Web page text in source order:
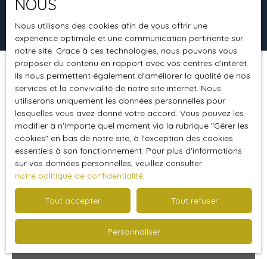
Rechercher
Pertinence
Trier par Créer une alerte
299 900€
Coup de cœur
NOUS
Nous utilisons des cookies afin de vous offrir une
expérience optimale et une communication pertinente sur
notre site. Grace à ces technologies, nous pouvons vous
proposer du contenu en rapport avec vos centres d'intérêt.
Ils nous permettent également d'améliorer la qualité de nos
services et la convivialité de notre site internet. Nous
utiliserons uniquement les données personnelles pour
lesquelles vous avez donné votre accord. Vous pouvez les
modifier à n'importe quel moment via la rubrique ″Gérer les
cookies″ en bas de notre site, à l'exception des cookies
essentiels à son fonctionnement. Pour plus d'informations
sur vos données personnelles, veuillez consulter
notre politique de confidentialité.
Tout accepter Tout refuser
Personnaliser